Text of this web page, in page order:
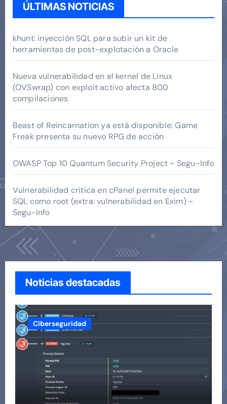
ÚLTIMAS NOTICIAS
khunt: inyección SQL para subir un kit de
herramientas de post-explotación a Oracle
Nueva vulnerabilidad en el kernel de Linux
(OVSwrap) con exploit activo afecta 800
compilaciones
Beast of Reincarnation ya está disponible: Game
Freak presenta su nuevo RPG de acción
OWASP Top 10 Quantum Security Project ~ Segu-Info
Vulnerabilidad crítica en cPanel permite ejecutar
SQL como root (extra: vulnerabilidad en Exim) ~
Segu-Info
Noticias destacadas
Ciberseguridad